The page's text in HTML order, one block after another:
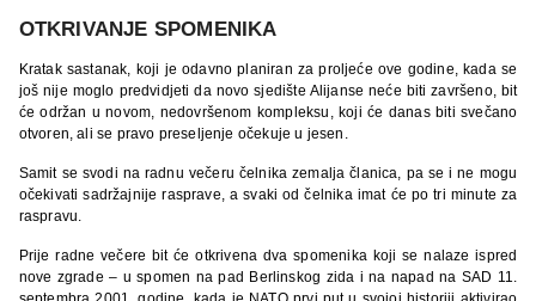
OTKRIVANJE SPOMENIKA
Kratak sastanak, koji je odavno planiran za proljeće ove godine, kada se
još nije moglo predvidjeti da novo sjedište Alijanse neće biti završeno, bit
će održan u novom, nedovršenom kompleksu, koji će danas biti svečano
otvoren, ali se pravo preseljenje očekuje u jesen.
Samit se svodi na radnu večeru čelnika zemalja članica, pa se i ne mogu
očekivati sadržajnije rasprave, a svaki od čelnika imat će po tri minute za
raspravu.
Prije radne večere bit će otkrivena dva spomenika koji se nalaze ispred
nove zgrade – u spomen na pad Berlinskog zida i na napad na SAD 11.